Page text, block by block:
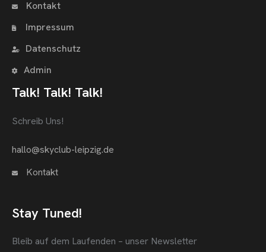
Kontakt
Impressum
Datenschutz
Admin
Talk! Talk! Talk!
Schreib Uns!
hallo@skyclub-leipzig.de
Kontakt
Stay Tuned!
Bleib auf dem Laufenden – unser Newsletter